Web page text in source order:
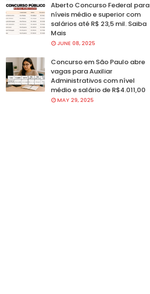
Aberto Concurso Federal para
níveis médio e superior com
salários até R$ 23,5 mil. Saiba
Mais
JUNE 08, 2025
Concurso em São Paulo abre
vagas para Auxiliar
Administrativos com nível
médio e salário de R$4.011,00
MAY 29, 2025